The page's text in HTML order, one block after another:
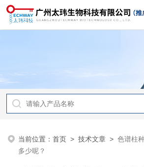
当前位置：首页 >技术文章 >色谱柱
多少呢？